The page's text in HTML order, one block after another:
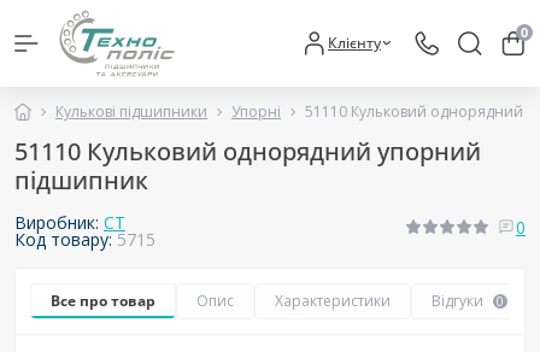
Клієнту 0
Кулькові підшипники Упорні 51110 Кульковий однорядний
51110 Кульковий однорядний упорний
підшипник
Виробник: CT
Код товару:5715
0
Все про товар Опис Характеристики Відгуки 0